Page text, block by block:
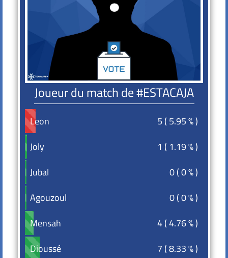
Joueur du match de #ESTACAJA
Leon
Leon
5 ( 5.95 % )
Joly
Joly
1 ( 1.19 % )
Jubal
Jubal
0 ( 0 % )
Agouzoul
Agouzoul
0 ( 0 % )
Mensah
Mensah
4 ( 4.76 % )
Dioussé
Dioussé
7 ( 8.33 % )